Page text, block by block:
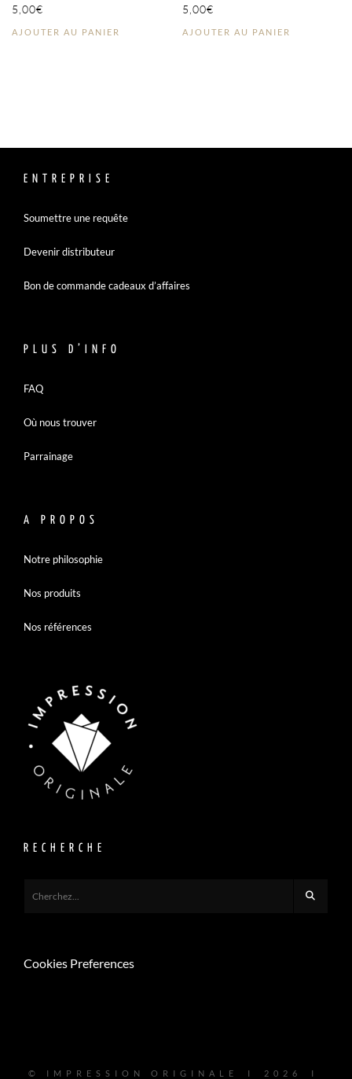
5,00€
AJOUTER AU PANIER
5,00€
AJOUTER AU PANIER
ENTREPRISE
Soumettre une requête
Devenir distributeur
Bon de commande cadeaux d’affaires
PLUS D’INFO
FAQ
Où nous trouver
Parrainage
A PROPOS
Notre philosophie
Nos produits
Nos références
RECHERCHE
Cookies Preferences
© I M P R E S S I O N O R I G I N A L E I 2 0 2 6 I